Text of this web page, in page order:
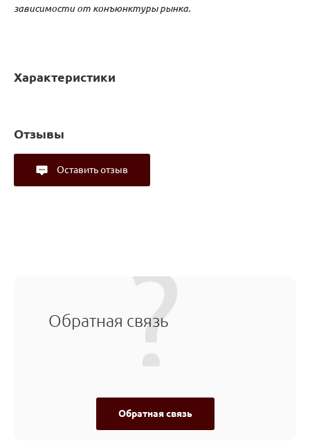
зависимости от конъюнктуры рынка.
Характеристики
Отзывы
Оставить отзыв
Обратная связь
Обратная связь